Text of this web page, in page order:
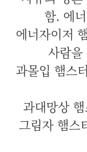
함. 에
에너자이저
사람을
과몰입 햄스
과대망상
그림자 햄스